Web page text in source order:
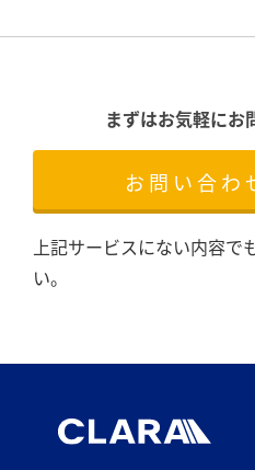
まずはお気軽にお
お問い合わ
上記サービスにない内容で
い。